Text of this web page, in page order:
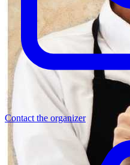
Contact the organizer